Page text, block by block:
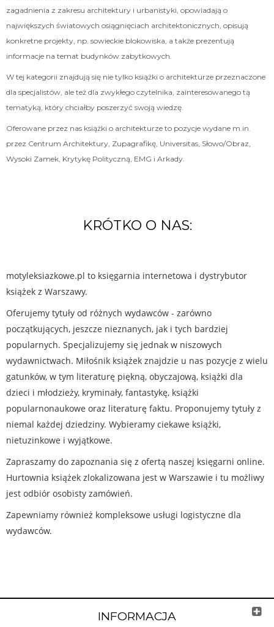
zagadnienia z zakresu architektury i urbanistyki, opowiadają o
największych światowych osiągnięciach architektonicznych, opisują
konkretne projekty, np. sowieckie blokowiska, a także prezentują
informacje na temat budynków zabytkowych.
W tej kategorii znajdują się nie tylko książki o architekturze przeznaczone
dla specjalistów, ale też dla zwykłego czytelnika, zainteresowanego tą
tematyką, który chciałby poszerzyć swoją wiedzę.
Oferowane przez nas książki o architekturze to pozycje wydane m.in.
przez Centrum Architektury, Zupagrafikę, Universitas, Słowo/Obraz,
Wysoki Zamek, Krytykę Polityczną, EMG i Arkady.
KRÓTKO O NAS:
motyleksiazkowe.pl to księgarnia internetowa i dystrybutor
książek z Warszawy.
Oferujemy tytuły od różnych wydawców - zarówno
początkujących, jeszcze nieznanych, jak i tych bardziej
popularnych. Specjalizujemy się jednak w niszowych
wydawnictwach. Miłośnik książek znajdzie u nas pozycje z wielu
gatunków, w tym literaturę piękną, obyczajową, książki dla
dzieci i młodzieży, kryminały, fantastykę, książki
popularnonaukowe oraz literaturę faktu. Proponujemy tytuły z
niemal każdej dziedziny. Wybieramy ciekawe książki,
nietuzinkowe i wyjątkowe.
Zapraszamy do zapoznania się z ofertą naszej księgarni online.
Hurtownia książek zlokalizowana jest w Warszawie i tu możliwy
jest odbiór osobisty zamówień.
Zapewniamy również kompleksowe usługi logistyczne dla
wydawców.
INFORMACJA